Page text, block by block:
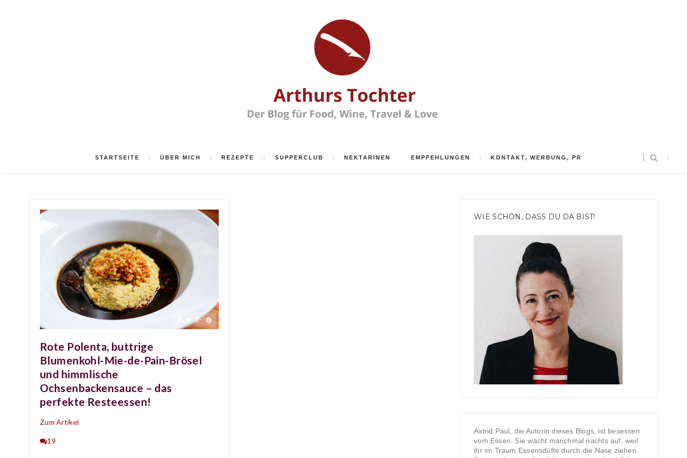
STARTSEITE ÜBER MICH REZEPTE SUPPERCLUB NEKTARINEN EMPFEHLUNGEN KONTAKT, WERBUNG, PR
Rote Polenta, buttrige
Blumenkohl-Mie-de-Pain-Brösel
und himmlische
Ochsenbackensauce – das
perfekte Resteessen!
Zum Artikel
19
WIE SCHÖN, DASS DU DA BIST!
Astrid Paul, die Autorin dieses Blogs, ist besessen
vom Essen. Sie wacht manchmal nachts auf, weil
ihr im Traum Essensdüfte durch die Nase ziehen.